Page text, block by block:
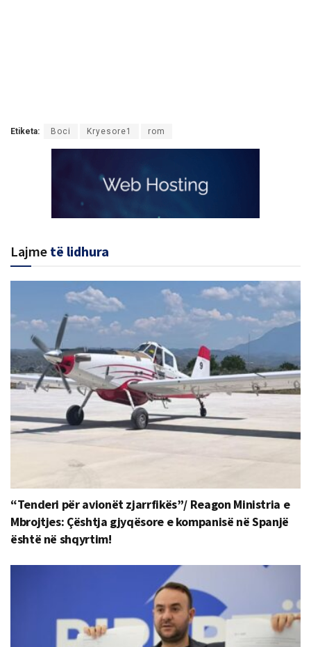
Etiketa: Boci Kryesore1 rom
Lajme të lidhura
“Tenderi për avionët zjarrfikës”/ Reagon Ministria e
Mbrojtjes: Çështja gjyqësore e kompanisë në Spanjë
është në shqyrtim!